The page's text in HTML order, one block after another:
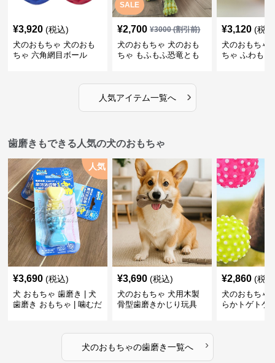
¥3,920 (税込)
犬のおもちゃ 犬のおも
ちゃ 六角網目ボール
SALE
¥2,700 ¥3000(割引前)
犬のおもちゃ 犬のおも
ちゃ もふもふ恐竜とも
¥3,120 (税
犬のおもちゃ
ちゃ ふわもこ
人気アイテム一覧へ ›
歯磨きもできる人気の犬のおもちゃ
人気
¥3,690 (税込)
犬 おもちゃ 歯磨き | 犬
歯磨き おもちゃ | 噛むだ
¥3,690 (税込)
犬のおもちゃ 犬用木製
骨型歯磨きかじり玩具
¥2,860 (税
犬のおもちゃ
らかトゲトゲ
犬のおもちゃの歯磨き一覧へ ›